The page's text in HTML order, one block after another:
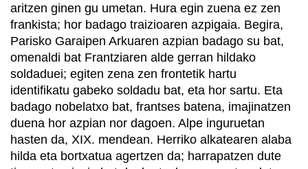
aritzen ginen gu umetan. Hura egin zuena ez zen
frankista; hor badago traizioaren azpigaia. Begira,
Parisko Garaipen Arkuaren azpian badago su bat,
omenaldi bat Frantziaren alde gerran hildako
soldaduei; egiten zena zen frontetik hartu
identifikatu gabeko soldadu bat, eta hor sartu. Eta
badago nobelatxo bat, frantses batena, imajinatzen
duena hor azpian nor dagoen. Alpe inguruetan
hasten da, XIX. mendean. Herriko alkatearen alaba
hilda eta bortxatua agertzen da; harrapatzen dute